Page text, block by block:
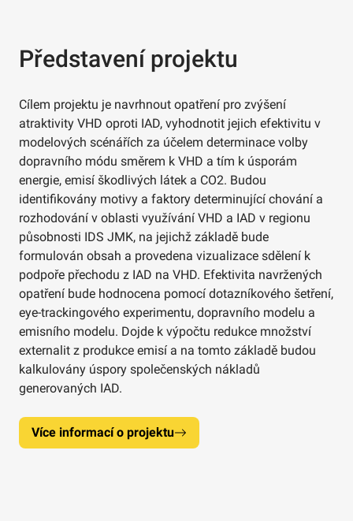
Představení projektu
Cílem projektu je navrhnout opatření pro zvýšení
atraktivity VHD oproti IAD, vyhodnotit jejich efektivitu v
modelových scénářích za účelem determinace volby
dopravního módu směrem k VHD a tím k úsporám
energie, emisí škodlivých látek a CO2. Budou
identifikovány motivy a faktory determinující chování a
rozhodování v oblasti využívání VHD a IAD v regionu
působnosti IDS JMK, na jejichž základě bude
formulován obsah a provedena vizualizace sdělení k
podpoře přechodu z IAD na VHD. Efektivita navržených
opatření bude hodnocena pomocí dotazníkového šetření,
eye-trackingového experimentu, dopravního modelu a
emisního modelu. Dojde k výpočtu redukce množství
externalit z produkce emisí a na tomto základě budou
kalkulovány úspory společenských nákladů
generovaných IAD.
Více informací o projektu